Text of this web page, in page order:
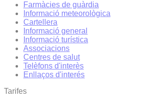
Farmàcies de guàrdia
Informació meteorològica
Cartellera
Informació general
Informació turística
Associacions
Centres de salut
Telèfons d'interès
Enllaços d'interés
Tarifes